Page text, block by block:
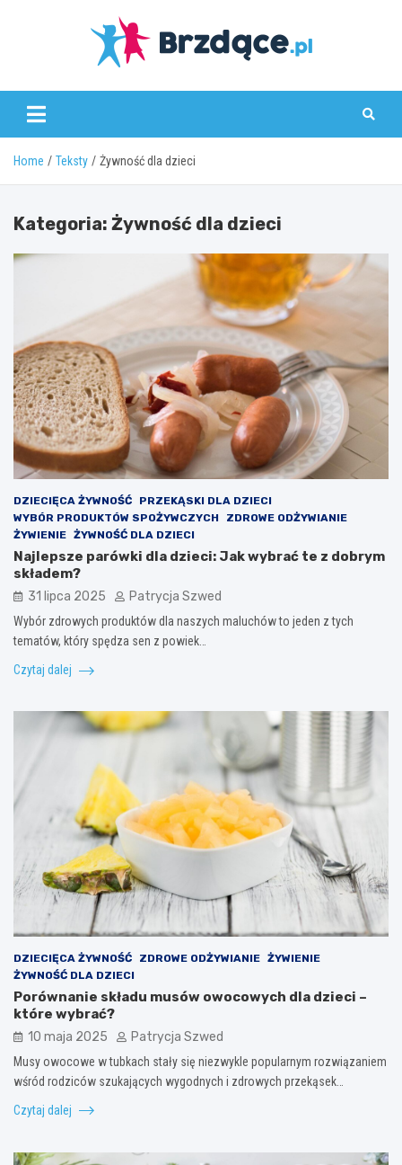
Brzdące.pl
Home Teksty Żywność dla dzieci
Kategoria: Żywność dla dzieci
DZIECIĘCA ŻYWNOŚĆ
PRZEKĄSKI DLA DZIECI
WYBÓR PRODUKTÓW SPOŻYWCZYCH
ZDROWE ODŻYWIANIE
ŻYWIENIE ŻYWNOŚĆ DLA DZIECI
Najlepsze parówki dla dzieci: Jak wybrać te z dobrym
składem?
31 lipca 2025 Patrycja Szwed
Wybór zdrowych produktów dla naszych maluchów to jeden z tych
tematów, który spędza sen z powiek…
Czytaj dalej
DZIECIĘCA ŻYWNOŚĆ ZDROWE ODŻYWIANIE ŻYWIENIE
ŻYWNOŚĆ DLA DZIECI
Porównanie składu musów owocowych dla dzieci –
które wybrać?
10 maja 2025 Patrycja Szwed
Musy owocowe w tubkach stały się niezwykle popularnym rozwiązaniem
wśród rodziców szukających wygodnych i zdrowych przekąsek…
Czytaj dalej